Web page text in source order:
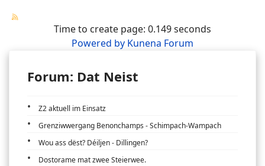
Time to create page: 0.149 seconds
Powered by Kunena Forum
Forum: Dat Neist
Z2 aktuell im Einsatz
Grenziwwergang Benonchamps - Schimpach-Wampach
Wou ass dëst? Déiljen - Dillingen?
Dostorame mat zwee Steierwee.